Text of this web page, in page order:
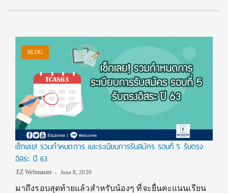
BLOG
เช็กเลย! รวมกำหนดการ และระเบียบการรับสมัคร รอบที่ 5 รับตรง
อิสระ ปี 63
EZ Webmaster June 8, 2020
มาถึงรอบสุดท้ายแล้วสำหรับน้องๆ ที่จะยื่นคะแนนเรียน